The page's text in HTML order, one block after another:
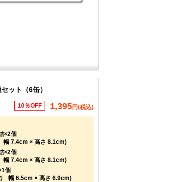
ット（6缶）
10％OFF 1,395円(税込)
×2個
7.4cm × 高さ 8.1cm)
×2個
7.4cm × 高さ 8.1cm)
個
幅 6.5cm × 高さ 6.9cm)